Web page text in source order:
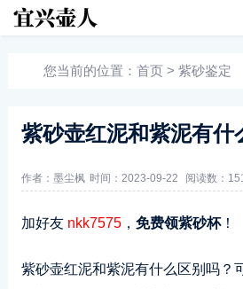
您当前的位置： 首页 > 紫砂鉴定
紫砂壶红泥和紫泥有什
作者：墨尘枫 时间：2023-09-22 阅读数：
加好友 nkk7575， 免费领紫砂杯！
紫砂壶红泥和紫泥有什么区别吗？